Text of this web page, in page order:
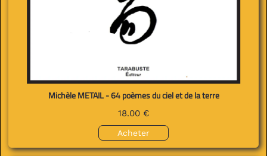
Michèle METAIL - 64 poèmes du ciel et de la terre
18.00 €
Acheter